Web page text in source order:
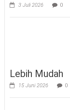
3 Juli 2026 0
Lebih Mudah
15 Juni 2026 0